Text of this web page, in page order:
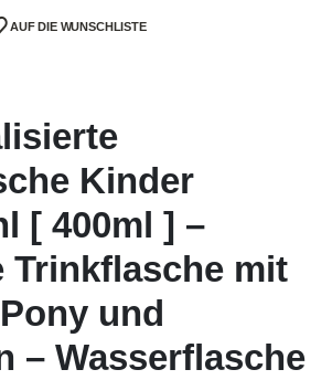
AUF DIE WUNSCHLISTE
Kinder
[ 400ml ] –
Trinkflasche mit
und
– Wasserflasche